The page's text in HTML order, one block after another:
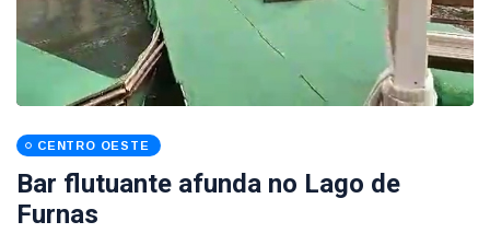
CENTRO OESTE
Bar flutuante afunda no Lago de
Furnas